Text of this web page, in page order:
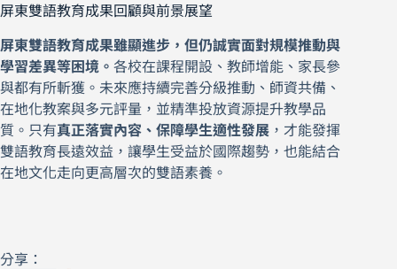
屏東雙語教育成果回顧與前景展望
屏東雙語教育成果雖顯進步，但仍誠實面對規模推動與
學習差異等困境。 各校在課程開設、教師增能、家長參
與都有所斬獲。未來應持續完善分級推動、師資共備、
在地化教案與多元評量，並精準投放資源提升教學品
質。只有真正落實內容、保障學生適性發展 ，才能發揮
雙語教育長遠效益，讓學生受益於國際趨勢，也能結合
在地文化走向更高層次的雙語素養。
分享：